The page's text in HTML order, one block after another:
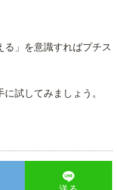
る」を意識すればプチス
試してみましょう。